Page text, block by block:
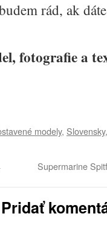
rád, ak
fotografie a
modely, Slovensky
Supermarine